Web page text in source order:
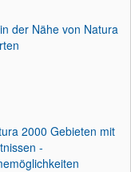
der Nähe von Natura
2000 Gebieten mit
-